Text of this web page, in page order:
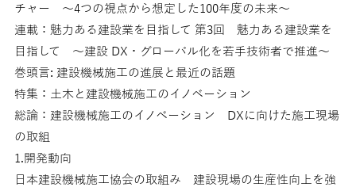
チャー 〜4つの視点から想定した100年度の未来〜
連載：魅力ある建設業を目指して 第3回 魅力ある建設業を
目指して 〜建設 DX・グローバル化を若手技術者で推進〜
巻頭言: 建設機械施工の進展と最近の話題
特集：土木と建設機械施工のイノベーション
総論：建設機械施工のイノベーション DXに向けた施工現場
の取組
1.開発動向
日本建設機械施工協会の取組み 建設現場の生産性向上を強